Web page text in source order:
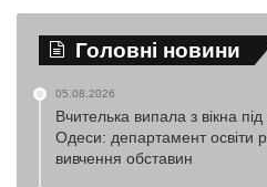
Головні новини
05.08.2026
Вчителька випала з вікна
Одеси: департамент освіти
вивчення обставин